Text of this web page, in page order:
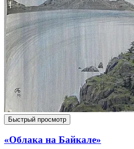
Быстрый просмотр
«Облака на Байкале»